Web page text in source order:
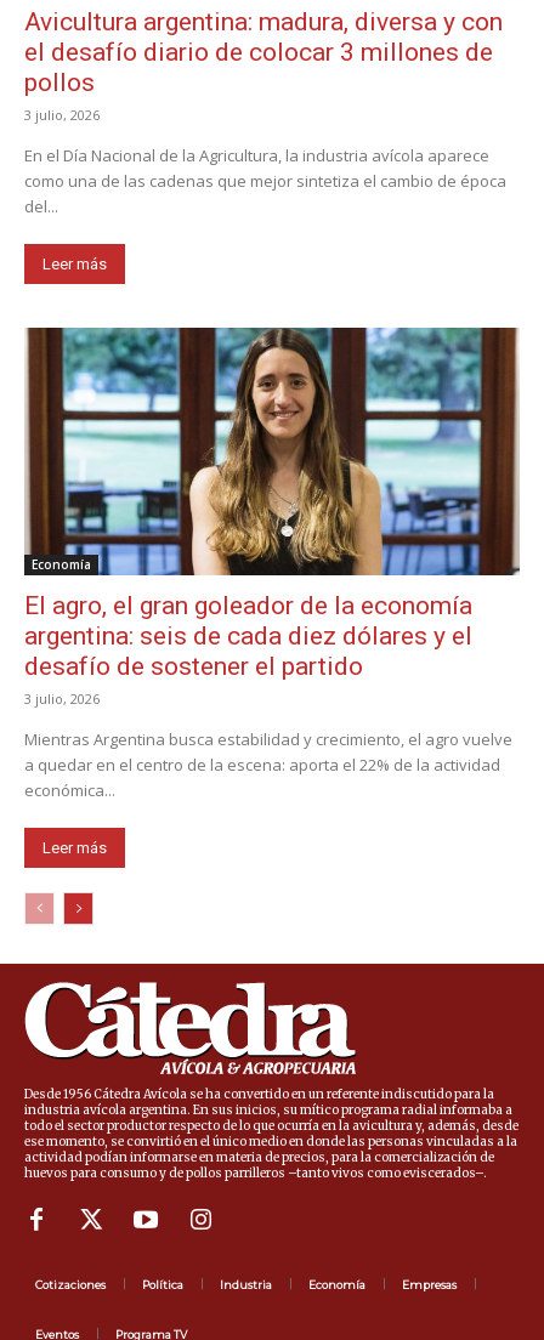
Avicultura argentina: madura, diversa y con
el desafío diario de colocar 3 millones de
pollos
3 julio, 2026
En el Día Nacional de la Agricultura, la industria avícola aparece
como una de las cadenas que mejor sintetiza el cambio de época
del...
Leer más
Economía
El agro, el gran goleador de la economía
argentina: seis de cada diez dólares y el
desafío de sostener el partido
3 julio, 2026
Mientras Argentina busca estabilidad y crecimiento, el agro vuelve
a quedar en el centro de la escena: aporta el 22% de la actividad
económica...
Leer más
Desde 1956 Cátedra Avícola se ha convertido en un referente indiscutido para la
industria avícola argentina. En sus inicios, su mítico programa radial informaba a
todo el sector productor respecto de lo que ocurría en la avicultura y, además, desde
ese momento, se convirtió en el único medio en donde las personas vinculadas a la
actividad podían informarse en materia de precios, para la comercialización de
huevos para consumo y de pollos parrilleros –tanto vivos como eviscerados–.
Cotizaciones Política Industria Economía Empresas
Eventos Programa TV